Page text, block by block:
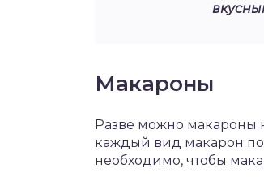
Макароны
Разве можно макароны
каждый вид макарон
необходимо, чтобы